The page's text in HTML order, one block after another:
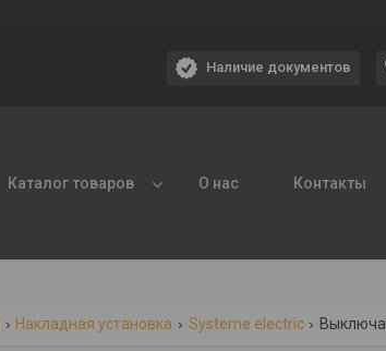
Наличие документов
Каталог товаров О нас Контакты
Накладная установка Systeme electric